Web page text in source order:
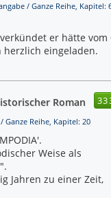
/ Ganze Reihe, Kapitel:
er hätte
eingeladen.
Roman
Ganze Reihe, Kapitel: 20
Weise als
Jahren zu einer Zeit,